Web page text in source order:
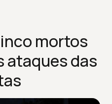
mortos
ataques das